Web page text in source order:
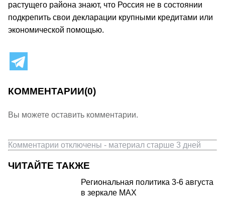
растущего района знают, что Россия не в состоянии
подкрепить свои декларации крупными кредитами или
экономической помощью.
КОММЕНТАРИИ(0)
Вы можете оставить комментарии.
Комментарии отключены - материал старше 3 дней
ЧИТАЙТЕ ТАКЖЕ
Региональная политика 3-6 августа
в зеркале MAX